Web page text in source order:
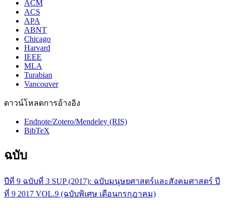
ACM
ACS
APA
ABNT
Chicago
Harvard
IEEE
MLA
Turabian
Vancouver
ดาวน์โหลดการอ้างอิง
Endnote/Zotero/Mendeley (RIS)
BibTeX
ฉบับ
ปีที่ 9 ฉบับที่ 3 SUP (2017): ฉบับมนุษยศาสตร์และสังคมศาสตร์ ปี
ที่ 9 2017 VOL.9 (ฉบับพิเศษ เดือนกรกฎาคม)